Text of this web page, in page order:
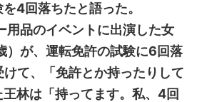
4回落ちたと語った。
用品のイベントに出演した女
）が、運転免許の試験に6回落
て、「免許とか持ったりして
林は「持ってます。私、4回